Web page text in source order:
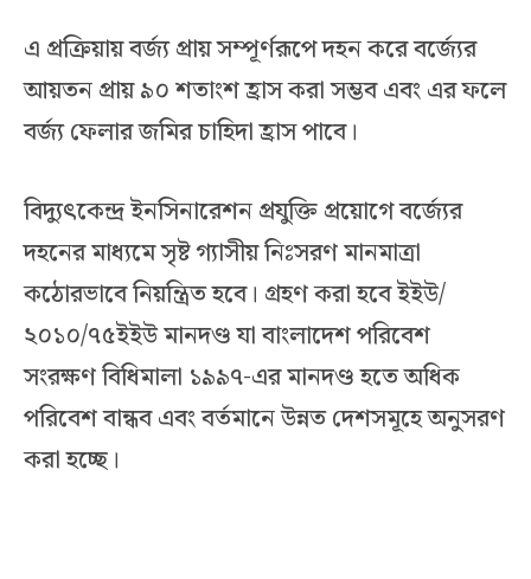
এ প্রক্রিয়ায় বর্জ্য প্রায় সম্পূর্ণরূপে দহন করে বর্জ্যের
আয়তন প্রায় ৯০ শতাংশ হ্রাস করা সম্ভব এবং এর ফলে
বর্জ্য ফেলার জমির চাহিদা হ্রাস পাবে।
বিদ্যুৎকেন্দ্র ইনসিনারেশন প্রযুক্তি প্রয়োগে বর্জ্যের
দহনের মাধ্যমে সৃষ্ট গ্যাসীয় নিঃসরণ মানমাত্রা
কঠোরভাবে নিয়ন্ত্রিত হবে। গ্রহণ করা হবে ইইউ/
২০১০/৭৫ইইউ মানদণ্ড যা বাংলাদেশ পরিবেশ
সংরক্ষণ বিধিমালা ১৯৯৭-এর মানদণ্ড হতে অধিক
পরিবেশ বান্ধব এবং বর্তমানে উন্নত দেশসমূহে অনুসরণ
করা হচ্ছে।